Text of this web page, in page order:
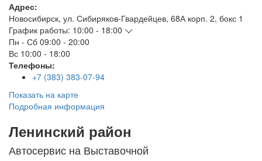
Адрес:
Новосибирск, ул. Сибиряков-Гвардейцев, 68А корп. 2, бокс 1
График работы: 10:00 - 18:00
Пн - Сб 09:00 - 20:00
Вс 10:00 - 18:00
Телефоны:
+7 (383) 383-07-94
Показать на карте
Подробная информация
Ленинский район
Автосервис на Выставочной